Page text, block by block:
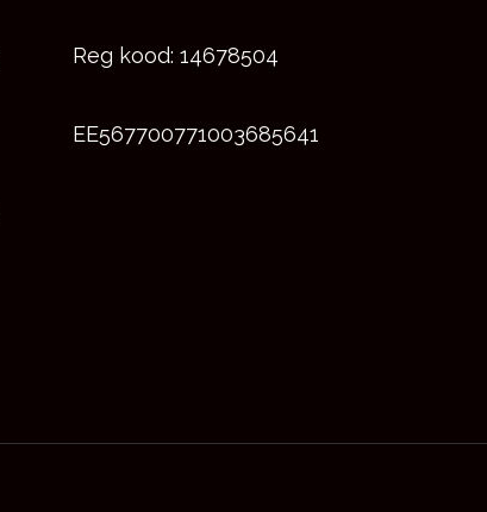
Reg kood: 14678504
EE567700771003685641